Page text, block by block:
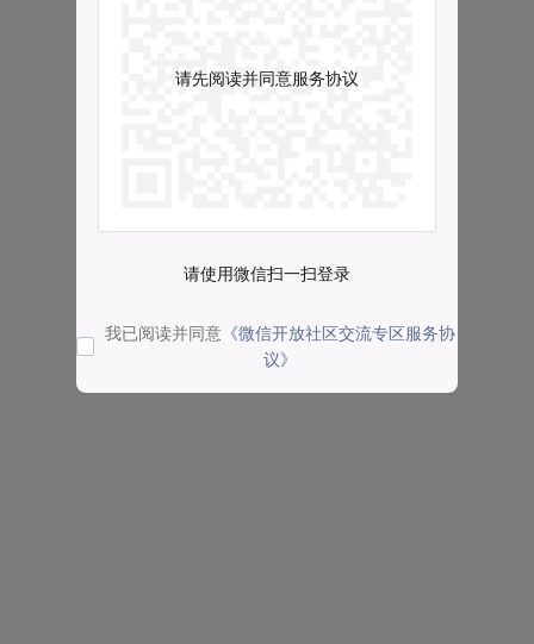
请先阅读并同意服务协议
请使用微信扫一扫登录
我已阅读并同意 《微信开放社区交流专区服务协
议》